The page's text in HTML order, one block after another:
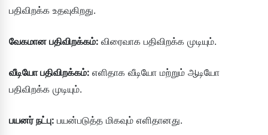
பதிவிறக்க உதவுகிறது.
வேகமான பதிவிறக்கம்: விரைவாக பதிவிறக்க முடியும்.
வீடியோ பதிவிறக்கம்: எளிதாக வீடியோ மற்றும் ஆடியோ
பதிவிறக்க முடியும்.
பயனர் நட்பு: பயன்படுத்த மிகவும் எளிதானது.